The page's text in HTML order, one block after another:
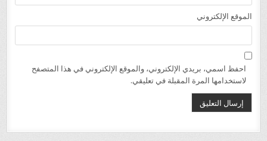
الموقع الإلكتروني
احفظ اسمي، بريدي الإلكتروني، والموقع الإلكتروني في هذا المتصفح
لاستخدامها المرة المقبلة في تعليقي.